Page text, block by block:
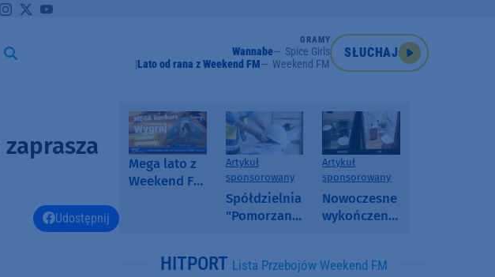
GRAMY
Wannabe
Spice Girls
Lato od rana z Weekend FM
Weekend FM
SŁUCHAJ
Udostępnij
Mega lato z
Weekend FM
Artykuł
sponsorowany
Spółdzielnia
"Pomorzanka"
informuje o
Artykuł
sponsorowany
Nowoczesne
wykończenia
SPC, WPC i
HITPORT Lista Przebojów Weekend FM